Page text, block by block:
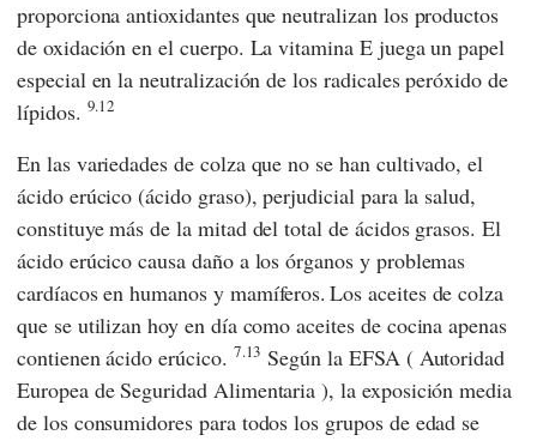
proporciona antioxidantes que neutralizan los productos
de oxidación en el cuerpo. La vitamina E juega un papel
especial en la neutralización de los radicales peróxido de
lípidos. 9.12
En las variedades de colza que no se han cultivado, el
ácido erúcico (ácido graso), perjudicial para la salud,
constituye más de la mitad del total de ácidos grasos. El
ácido erúcico causa daño a los órganos y problemas
cardíacos en humanos y mamíferos. Los aceites de colza
que se utilizan hoy en día como aceites de cocina apenas
contienen ácido erúcico. 7.13 Según la EFSA ( Autoridad
Europea de Seguridad Alimentaria ), la exposición media
de los consumidores para todos los grupos de edad se